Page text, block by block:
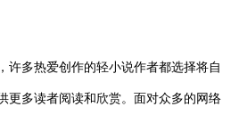
多热爱创作的轻小说作者都选择将自
更多读者阅读和欣赏。面对众多的网络